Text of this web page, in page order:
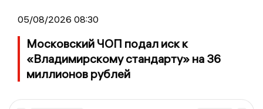
05/08/2026 08:30
Московский ЧОП подал иск к
«Владимирскому стандарту» на 36
миллионов рублей